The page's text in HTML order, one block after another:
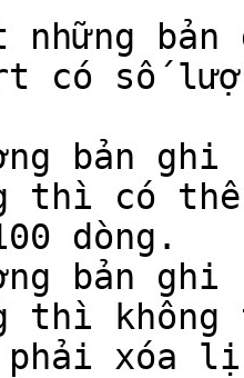
những
có số
bản ghi
thì có
dòng.
bản
thì
phải xóa